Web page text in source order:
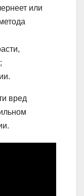
или
вред